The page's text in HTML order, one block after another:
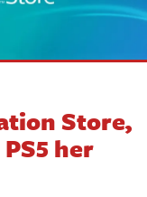
Store,
her